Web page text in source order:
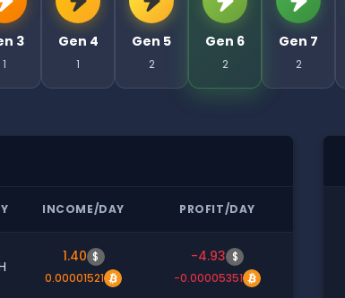
3
1
Gen 4
1
Gen 5
2
Gen 6
2
Gen 7
2
INCOME/DAY PROFIT/DAY
1.40 $
0.00001521
-4.93 $
-0.00005351